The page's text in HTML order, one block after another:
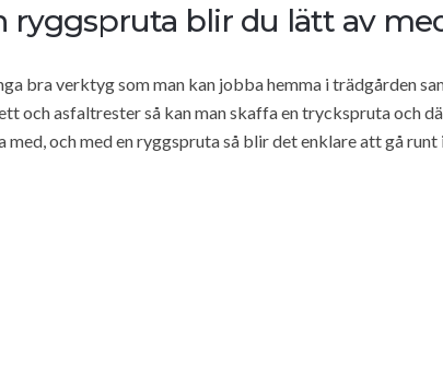
ryggspruta blir du lätt av
bra verktyg som man kan jobba hemma i trädgården
och asfaltrester så kan man skaffa en tryckspruta och
och med en ryggspruta så blir det enklare att gå